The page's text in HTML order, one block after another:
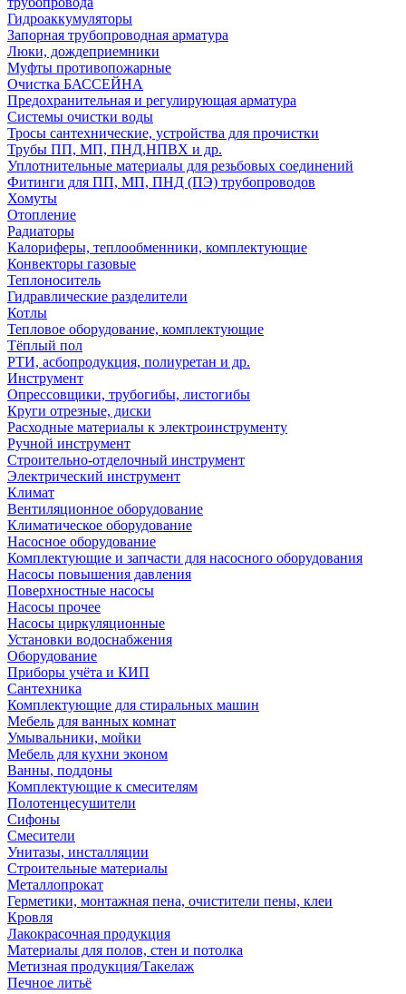
Гидроаккумуляторы
Запорная трубопроводная арматура
Люки, дождеприемники
Муфты противопожарные
Очистка БАССЕЙНА
Предохранительная и регулирующая арматура
Системы очистки воды
Тросы сантехнические, устройства для прочистки
Трубы ПП, МП, ПНД,НПВХ и др.
Уплотнительные материалы для резьбовых соединений
Фитинги для ПП, МП, ПНД (ПЭ) трубопроводов
Хомуты
Отопление
Радиаторы
Калориферы, теплообменники, комплектующие
Конвекторы газовые
Теплоноситель
Гидравлические разделители
Котлы
Тепловое оборудование, комплектующие
Тёплый пол
РТИ, асбопродукция, полиуретан и др.
Инструмент
Опрессовщики, трубогибы, листогибы
Круги отрезные, диски
Расходные материалы к электроинструменту
Ручной инструмент
Строительно-отделочный инструмент
Электрический инструмент
Климат
Вентиляционное оборудование
Климатическое оборудование
Насосное оборудование
Комплектующие и запчасти для насосного оборудования
Насосы повышения давления
Поверхностные насосы
Насосы прочее
Насосы циркуляционные
Установки водоснабжения
Оборудование
Приборы учёта и КИП
Сантехника
Комплектующие для стиральных машин
Мебель для ванных комнат
Умывальники, мойки
Мебель для кухни эконом
Ванны, поддоны
Комплектующие к смесителям
Полотенцесушители
Сифоны
Смесители
Унитазы, инсталляции
Строительные материалы
Металлопрокат
Герметики, монтажная пена, очистители пены, клеи
Кровля
Лакокрасочная продукция
Материалы для полов, стен и потолка
Метизная продукция/Такелаж
Печное литьё